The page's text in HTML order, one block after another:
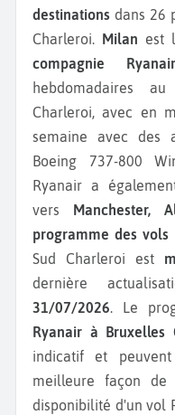
destinations dans 26
Charleroi.
Milan est
compagnie Ryanair
hebdomadaires
Charleroi, avec en
semaine avec des
Boeing 737-800
Ryanair a
vers
Manchester,
programme des vols
Sud Charleroi est
dernière
31/07/2026. Le
Ryanair à Bruxelles
indicatif et
meilleure façon
disponibilité d'un vol